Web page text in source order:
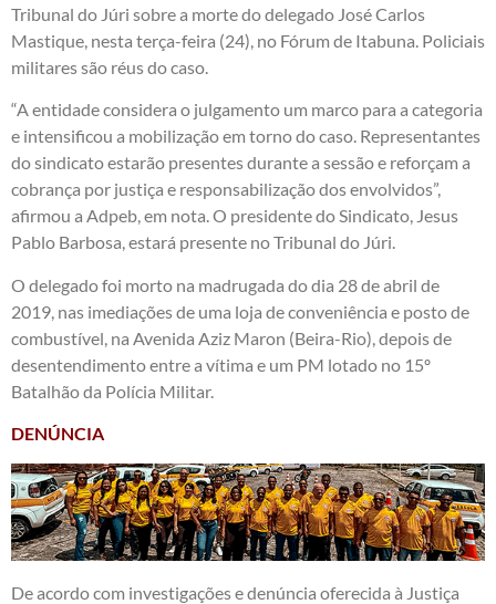
Tribunal do Júri sobre a morte do delegado José Carlos
Mastique, nesta terça-feira (24), no Fórum de Itabuna. Policiais
militares são réus do caso.
“A entidade considera o julgamento um marco para a categoria
e intensificou a mobilização em torno do caso. Representantes
do sindicato estarão presentes durante a sessão e reforçam a
cobrança por justiça e responsabilização dos envolvidos”,
afirmou a Adpeb, em nota. O presidente do Sindicato, Jesus
Pablo Barbosa, estará presente no Tribunal do Júri.
O delegado foi morto na madrugada do dia 28 de abril de
2019, nas imediações de uma loja de conveniência e posto de
combustível, na Avenida Aziz Maron (Beira-Rio), depois de
desentendimento entre a vítima e um PM lotado no 15º
Batalhão da Polícia Militar.
DENÚNCIA
De acordo com investigações e denúncia oferecida à Justiça